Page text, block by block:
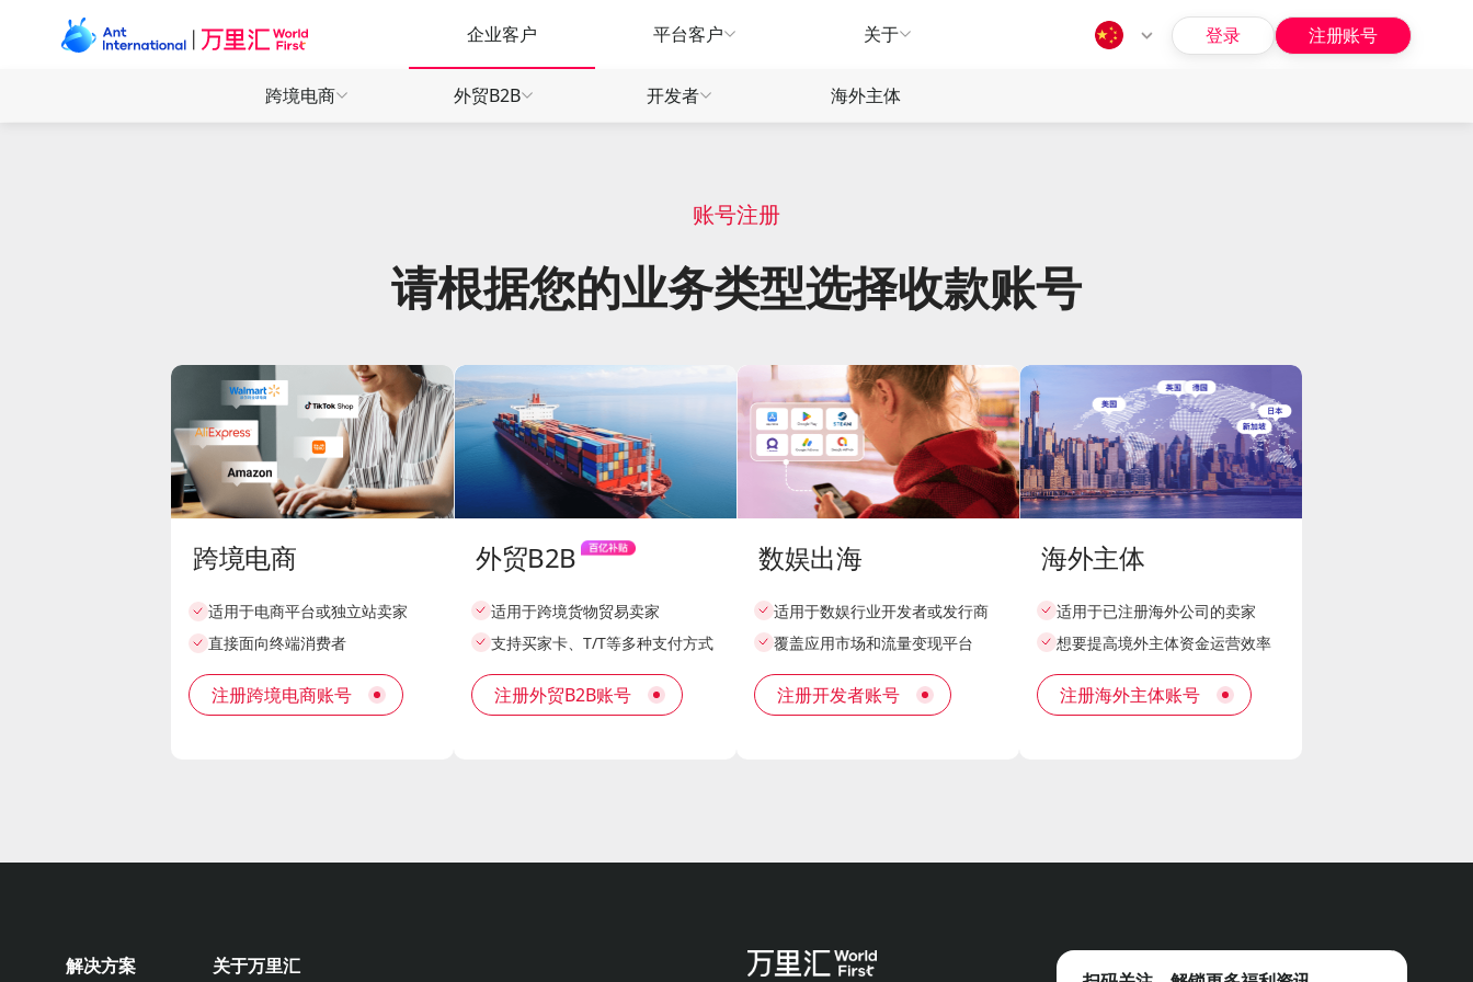
企业客户 平台客户 关于
跨境电商
全球电商 一站收付
直连130+电商平台，轻松拓展全球商机
全球付款
万里付信用卡
信贷融资
广告营销
物流供应链
全球远航
合作招募
营销福利
外贸B2B
外贸收款 安心快省
全球多币种收款账户，开启本地收付体验
全球付款
万里付信用卡
WorldTrade
合作招募
营销福利
开发者
数娱出海 高效敏捷
为数娱开发者提供全场景收付解决方案
万里付信用卡
刷卡返现
海外主体
登录 注册账号
账号注册
请根据您的业务类型选择收款账号
跨境电商
适用于电商平台或独立站卖家
直接面向终端消费者
注册跨境电商账号
外贸B2B
适用于跨境货物贸易卖家
支持买家卡、T/T等多种支付方式
注册外贸B2B账号
数娱出海
适用于数娱行业开发者或发行商
覆盖应用市场和流量变现平台
注册开发者账号
海外主体
适用于已注册海外公司的卖家
想要提高境外主体资金运营效率
注册海外主体账号
解决方案 关于万里汇